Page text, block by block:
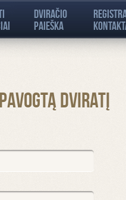
Dviračio
paieška
dviratį